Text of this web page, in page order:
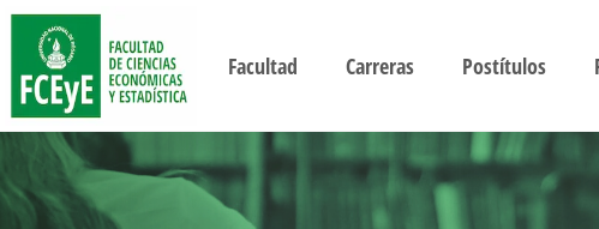
Facultad Carreras Postítulos